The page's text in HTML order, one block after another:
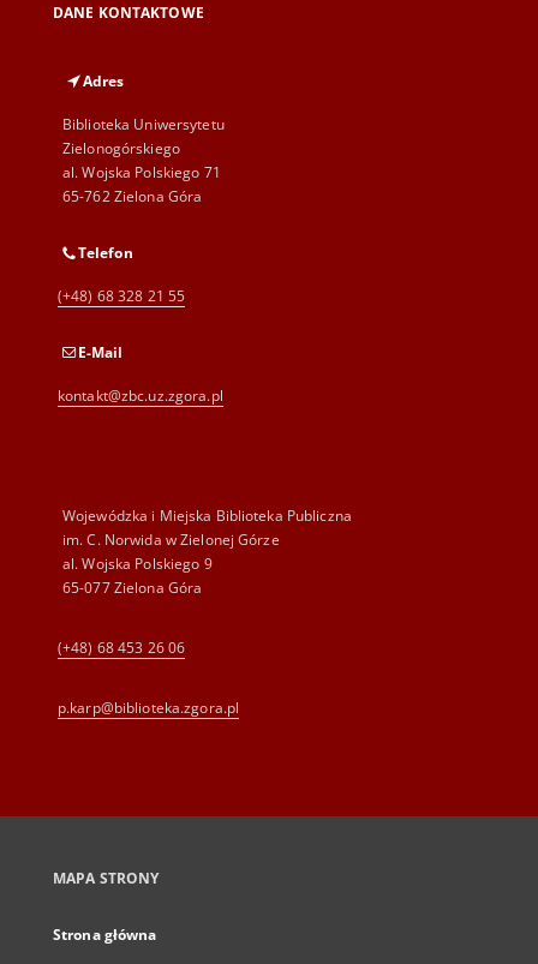
DANE KONTAKTOWE
Adres
Biblioteka Uniwersytetu
Zielonogórskiego
al. Wojska Polskiego 71
65-762 Zielona Góra
Telefon
(+48) 68 328 21 55
E-Mail
kontakt@zbc.uz.zgora.pl
Wojewódzka i Miejska Biblioteka Publiczna
im. C. Norwida w Zielonej Górze
al. Wojska Polskiego 9
65-077 Zielona Góra
(+48) 68 453 26 06
p.karp@biblioteka.zgora.pl
MAPA STRONY
Strona główna